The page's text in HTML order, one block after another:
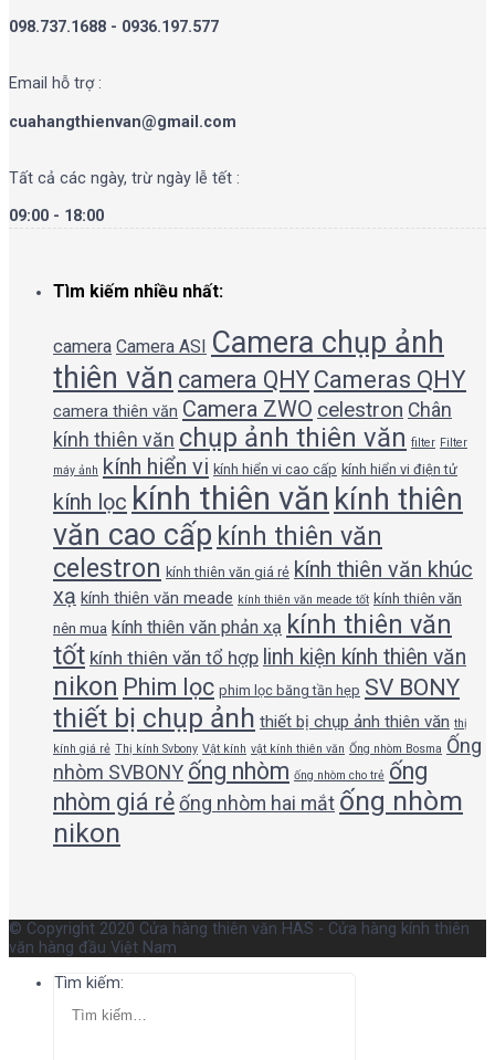
098.737.1688 - 0936.197.577
Email hỗ trợ :
cuahangthienvan@gmail.com
Tất cả các ngày, trừ ngày lễ tết :
09:00 - 18:00
Tìm kiếm nhiều nhất:
camera Camera ASI Camera chụp ảnh
thiên văn camera QHY Cameras QHY
camera thiên văn Camera ZWO celestron Chân
kính thiên văn chụp ảnh thiên văn filter Filter
máy ảnh kính hiển vi kính hiển vi cao cấp kính hiển vi điện tử
kính lọc kính thiên văn kính thiên
văn cao cấp kính thiên văn
celestron kính thiên văn giá rẻ kính thiên văn khúc
xạ kính thiên văn meade kính thiên văn meade tốt kính thiên văn
nên mua kính thiên văn phản xạ kính thiên văn
tốt kính thiên văn tổ hợp linh kiện kính thiên văn
nikon Phim lọc phim lọc băng tần hẹp SV BONY
thiết bị chụp ảnh thiết bị chụp ảnh thiên văn thị
kính giá rẻ Thị kính Svbony Vật kính vật kính thiên văn Ống nhòm Bosma Ống
nhòm SVBONY ống nhòm ống nhòm cho trẻ ống
nhòm giá rẻ ống nhòm hai mắt ống nhòm
nikon
© Copyright 2020 Cửa hàng thiên văn HAS - Cửa hàng kính thiên
văn hàng đầu Việt Nam
Tìm kiếm: